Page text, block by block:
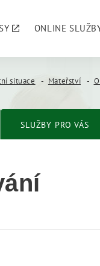
ONLINE
situace Mateřství
SLUŽBY PRO VÁS